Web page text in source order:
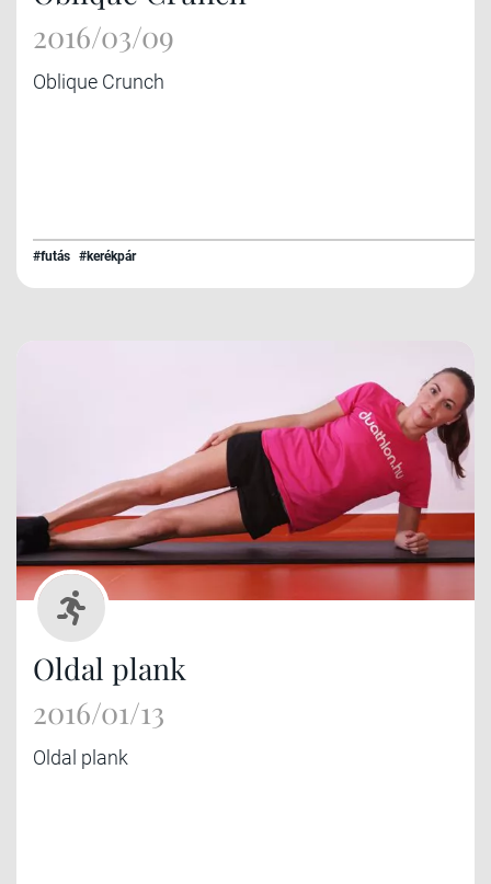
2016/03/09
Oblique Crunch
#futás #kerékpár
Oldal plank
2016/01/13
Oldal plank